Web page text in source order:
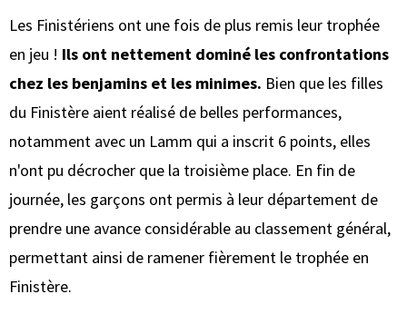
Les Finistériens ont une fois de plus remis leur trophée
en jeu ! Ils ont nettement dominé les confrontations
chez les benjamins et les minimes. Bien que les filles
du Finistère aient réalisé de belles performances,
notamment avec un Lamm qui a inscrit 6 points, elles
n'ont pu décrocher que la troisième place. En fin de
journée, les garçons ont permis à leur département de
prendre une avance considérable au classement général,
permettant ainsi de ramener fièrement le trophée en
Finistère.